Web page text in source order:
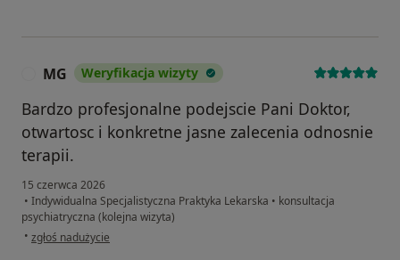
MG Weryfikacja wizyty
Bardzo profesjonalne podejscie Pani Doktor,
otwartosc i konkretne jasne zalecenia odnosnie
terapii.
15 czerwca 2026
• Indywidualna Specjalistyczna Praktyka Lekarska • konsultacja
psychiatryczna (kolejna wizyta)
• w opinii użytkownika MG
zgłoś nadużycie